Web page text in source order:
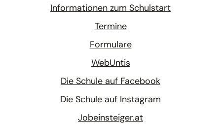
Informationen zum Schulstart
Termine
Formulare
WebUntis
Die Schule auf Facebook
Die Schule auf Instagram
Jobeinsteiger.at